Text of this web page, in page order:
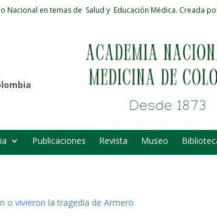
Nacional en temas de Salud y Educación Médica. Creada
Publicaciones Revista Museo